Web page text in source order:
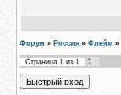
Форум » Россия » Флейм »
Страница 1 из 1 1